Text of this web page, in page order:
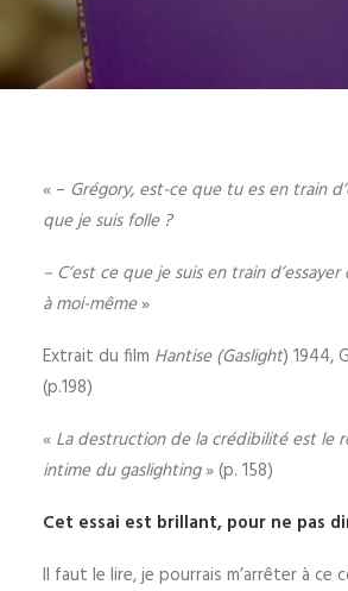
« – Grégory, est-ce que tu es en train
que je suis folle ?
– C’est ce que je suis en train
à moi-même»
Extrait du film Hantise (Gaslight) 1944,
(p.198)
« La destruction de la crédibilité est le
intime du gaslighting» (p. 158)
Cet essai est brillant, pour ne pas
Il faut le lire, je pourrais m’arrêter à ce